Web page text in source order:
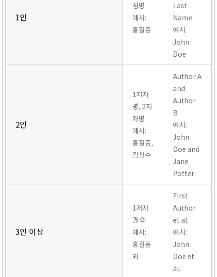
1인
성명
예시:
홍길동
Last
Name
예시:
John
Doe
2인
1저자
명, 2저
자명
예시:
홍길동,
김철수
Author A
and
Author
B
예시:
John
Doe and
Jane
Potter
3인 이상
1저자
명 외
예시:
홍길동
외
First
Author
et al.
예시:
John
Doe et
al.